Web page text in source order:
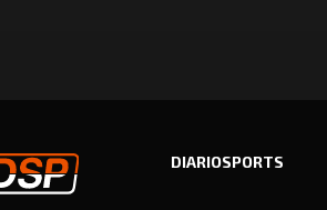
DIARIOSPORTS